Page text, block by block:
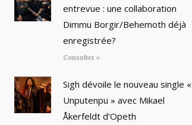
entrevue : une collaboration
Dimmu Borgir/Behemoth déjà
enregistrée?
Consulter »
Sigh dévoile le nouveau single «
Unputenpu » avec Mikael
Åkerfeldt d’Opeth